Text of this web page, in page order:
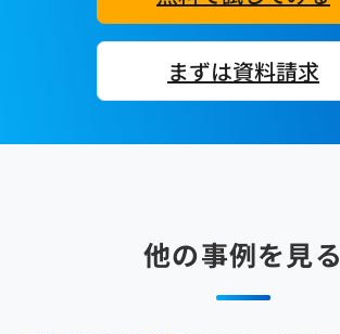
まずは資料請求
他の事例を見る